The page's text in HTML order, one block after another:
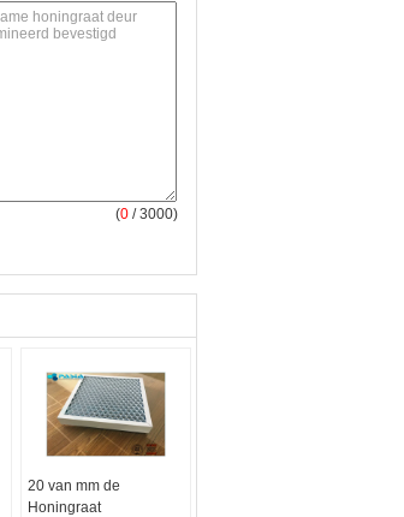
(0 / 3000)
20 van mm de
Honingraat